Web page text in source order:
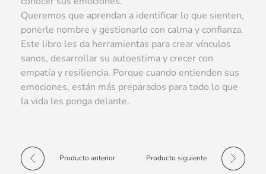
Queremos que aprendan a identificar lo que sienten,
ponerle nombre y gestionarlo con calma y confianza.
Este libro les da herramientas para crear vínculos
sanos, desarrollar su autoestima y crecer con
empatía y resiliencia. Porque cuando entienden sus
emociones, están más preparados para todo lo que
la vida les ponga delante.
Producto anterior Producto siguiente